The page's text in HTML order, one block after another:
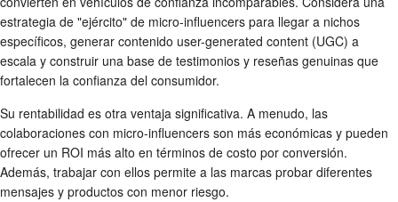
estrategia de "ejército" de micro-influencers para llegar a nichos
específicos, generar contenido user-generated content (UGC) a
escala y construir una base de testimonios y reseñas genuinas que
fortalecen la confianza del consumidor.
Su rentabilidad es otra ventaja significativa. A menudo, las
colaboraciones con micro-influencers son más económicas y pueden
ofrecer un ROI más alto en términos de costo por conversión.
Además, trabajar con ellos permite a las marcas probar diferentes
mensajes y productos con menor riesgo.